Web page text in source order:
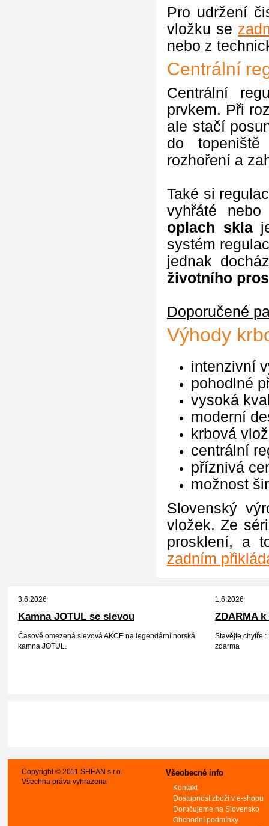
Pro udržení
vložku se
nebo z
Centrální
Centrální
prvkem. Při
ale stačí
do
rozhoření a
Také si
vyhřáté
oplach sklaje
systém
jednak
životního
Doporučené
Výhody
intenzivní
pohodlné
vysoká
moderní
krbová
centrální
příznivá
možnost
Slovenský
vložek. Ze
prosklení, a
zadním
3.6.2026
Kamna JOTUL se slevou
Časově omezená slevová AKCE na legendární norská
kamna JOTUL.
1.6.2026
ZDARMA
Stavějte chytře
zdarma
Copyright © 2011 SHEAN s.r.o.
Všechna práva vyhrazena
Všeobecné info
Kontakt
Dostupnost zboží v e-shopu
Doručujeme na Slovensko
Obchodní podmínky